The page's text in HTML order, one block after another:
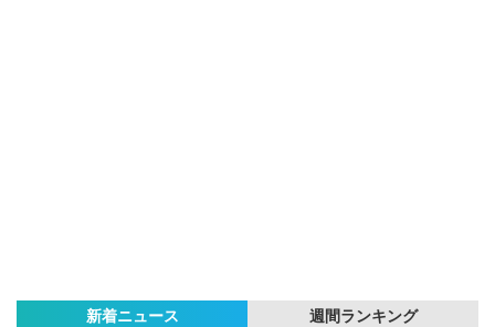
新着ニュース 週間ランキング